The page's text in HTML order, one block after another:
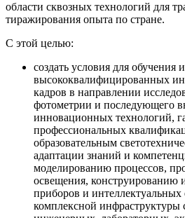
области сквозных технологий для
тиражирования опыта по стране.
С этой целью:
создать условия для обучения
высококвалифицированных
кадров в направлении
фотометрии и последующего
инновационных технологий,
профессиональных
образовательным
адаптации знаний и
моделированию процессов,
освещения, конструированию
приборов и интеллектуальных
комплексной